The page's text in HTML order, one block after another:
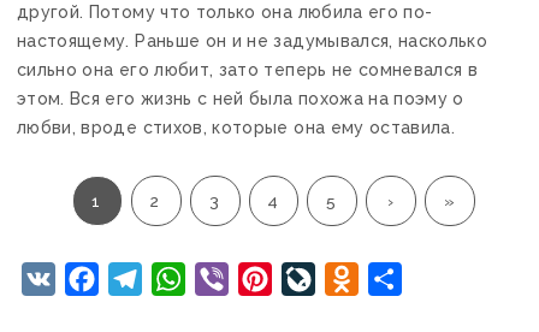
другой. Потому что только она любила его по-
настоящему. Раньше он и не задумывался, насколько
сильно она его любит, зато теперь не сомневался в
этом. Вся его жизнь с ней была похожа на поэму о
любви, вроде стихов, которые она ему оставила.
1 2 3 4 5 › »
VK FacebookTelegramWhatsApp
Viber PinterestLiveJournalOdnoklassniki